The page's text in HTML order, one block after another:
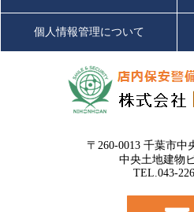
個人情報管理について
〒260-0013 千葉市中
中央土地建物
TEL.043-